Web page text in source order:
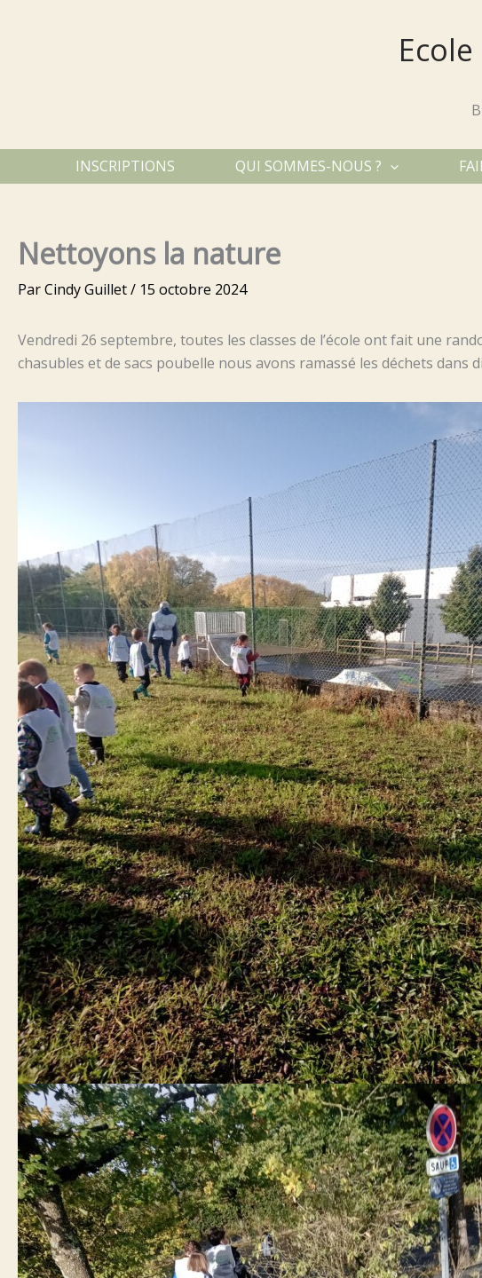
INSCRIPTIONS QUI SOMMES-NOUS ?
Nettoyons la nature
ParCindy Guillet/ 15 octobre 2024
Vendredi 26 septembre, toutes les classes de l’école ont fait une
chasubles et de sacs poubelle nous avons ramassé les déchets dans